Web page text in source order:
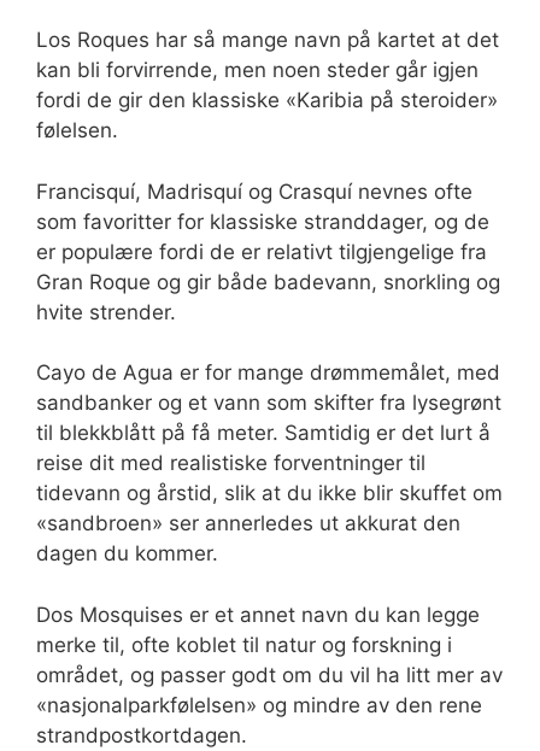
Los Roques har så mange navn på kartet at det
kan bli forvirrende, men noen steder går igjen
fordi de gir den klassiske «Karibia på steroider»
følelsen.
Francisquí, Madrisquí og Crasquí nevnes ofte
som favoritter for klassiske stranddager, og de
er populære fordi de er relativt tilgjengelige fra
Gran Roque og gir både badevann, snorkling og
hvite strender.
Cayo de Agua er for mange drømmemålet, med
sandbanker og et vann som skifter fra lysegrønt
til blekkblått på få meter. Samtidig er det lurt å
reise dit med realistiske forventninger til
tidevann og årstid, slik at du ikke blir skuffet om
«sandbroen» ser annerledes ut akkurat den
dagen du kommer.
Dos Mosquises er et annet navn du kan legge
merke til, ofte koblet til natur og forskning i
området, og passer godt om du vil ha litt mer av
«nasjonalparkfølelsen» og mindre av den rene
strandpostkortdagen.